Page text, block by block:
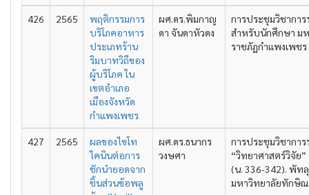
426 2565
พฤติกรรมการ
บริโภคอาหาร
ประเภทร้าน
ริมบาทวิถีของ
ผู้บริโภค ใน
เขตอำเภอ
เมืองจังหวัด
กำแพงเพชร
ผศ.ดร.พิมกาญ
ดา จันดาหัวดง
การประชุมวิชากา
สำหรับนักศึกษา ม
ราชภัฏกำแพงเพช
427 2565
ผลของไซโท
ไคนินต่อการ
ชักนำยอดจาก
ชิ้นส่วนข้อพลู
ผศ.ดร.ธนากร
วงษศา
การประชุมวิชากา
“วิทยาศาสตร์วิจัย”
(น. 336-342). พัทลุ
มหาวิทยาลัยทักษิ